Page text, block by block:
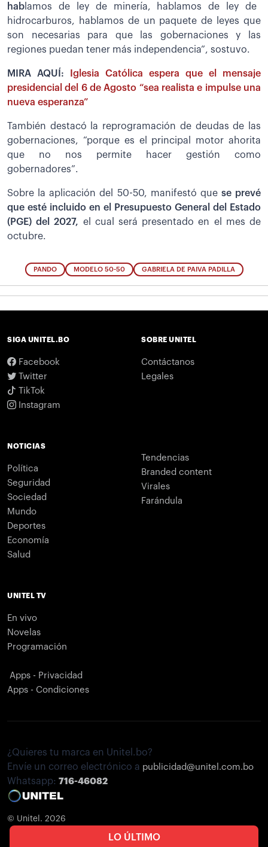
LO ÚLTIMO
ha b lamos de ley de minería, hablamos de ley de
hidrocarburos, hablamos de un paquete de leyes que
son necesarias para que las gobernaciones y las
regiones puedan tener más independencia”, sostuvo.
MIRA AQUÍ:
Iglesia Católica espera que el mensaje
presidencial del 6 de Agosto “sea realista e impulse una
nueva esperanza”
También destacó la reprogramación de deudas de las
gobernaciones, “porque es el principal motor ahorita
que no nos permite hacer gestión como
gobernadores”.
Sobre la aplicación del 50-50, manifestó que se prevé
que esté incluido en el Presupuesto General del Estado
(PGE) del 2027, el cual será presentado en el mes de
octubre.
PANDO MODELO 50-50 GABRIELA DE PAIVA PADILLA
SIGA UNITEL.BO
Facebook
Twitter
TikTok
Instagram
SOBRE UNITEL
Contáctanos
Legales
NOTICIAS
Política
Seguridad
Sociedad
Mundo
Deportes
Economía
Salud
Tendencias
Branded content
Virales
Farándula
UNITEL TV
En vivo
Novelas
Programación
Apps - Privacidad
Apps - Condiciones
¿Quieres tu marca en Unitel.bo?
Envíe un correo electrónico a publicidad@unitel.com.bo
Whatsapp: 716-46082
© Unitel. 2026